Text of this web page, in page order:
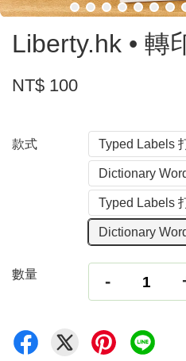
Liberty.hk • 轉
NT$ 100
款式 Typed Labels
Dictionary
Typed Labels
Dictionary
數量 -